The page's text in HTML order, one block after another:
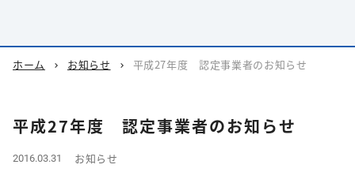
ホーム chevron_right お知らせ chevron_right 平成27年度 認定事業者のお知らせ
平成27年度 認定事業者のお知らせ
2016.03.31
お知らせ